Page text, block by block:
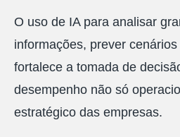
O uso de IA para analisar
informações, prever
fortalece a tomada de
desempenho não só
estratégico das empresas.